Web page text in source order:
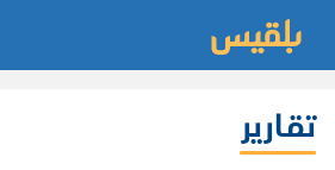
تقارير